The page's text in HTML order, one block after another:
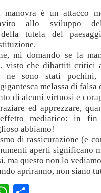
è un attacco
allo sviluppo
della tutela del
mi domando se la
visto che dibattiti critici
ne sono stati
melassa di falsa
di alcuni virtuosi e
ed apprezzare,
mediatico: in
abbiamo!
di rassicurazione (e
aperti significano
ma questo non lo
apriranno, non siano